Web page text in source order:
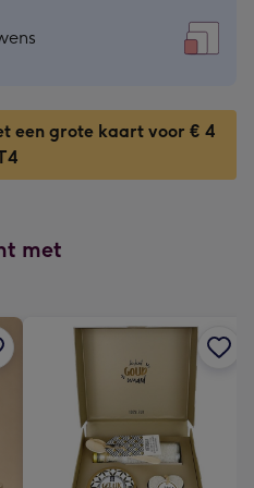
een grote kaart voor € 4
met